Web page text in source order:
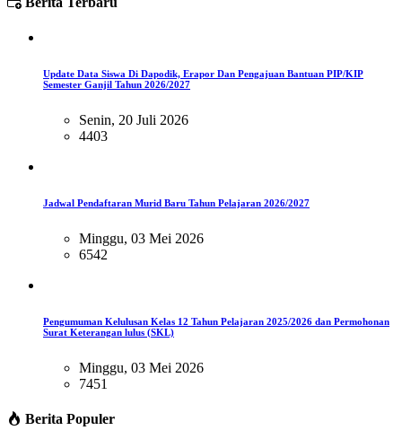
Update Data Siswa Di Dapodik, Erapor Dan Pengajuan Bantuan PIP/KIP
Semester Ganjil Tahun 2026/2027
Senin, 20 Juli 2026
4403
Jadwal Pendaftaran Murid Baru Tahun Pelajaran 2026/2027
Minggu, 03 Mei 2026
6542
Pengumuman Kelulusan Kelas 12 Tahun Pelajaran 2025/2026 dan Permohonan
Surat Keterangan lulus (SKL)
Minggu, 03 Mei 2026
7451
Berita Populer